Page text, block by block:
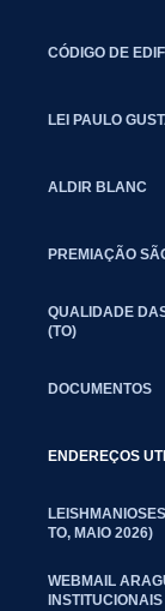
CÓDIGO DE
LEI PAULO
ALDIR BLANC
PREMIAÇÃO
QUALIDADE
(TO)
DOCUMENTOS
ENDEREÇOS
TO, MAIO 2026)
WEBMAIL
INSTITUCIONAIS